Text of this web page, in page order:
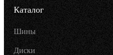
Каталог
Шины
Диски